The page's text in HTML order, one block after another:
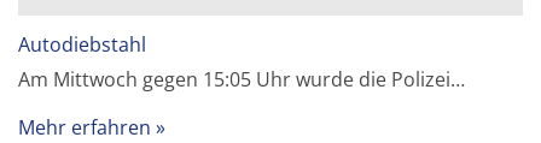
Autodiebstahl
Am Mittwoch gegen 15:05 Uhr wurde die Polizei…
Mehr erfahren